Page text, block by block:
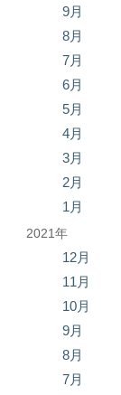
9月
8月
7月
6月
5月
4月
3月
2月
1月
2021年
12月
11月
10月
9月
8月
7月